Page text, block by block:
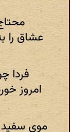
عشاق را
فردا
امروز
موی